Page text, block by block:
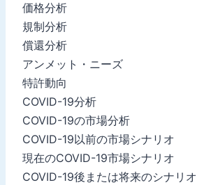
価格分析
規制分析
償還分析
アンメット・ニーズ
特許動向
COVID-19分析
COVID-19の市場分析
COVID-19以前の市場シナリオ
現在のCOVID-19市場シナリオ
COVID-19後または将来のシナリオ